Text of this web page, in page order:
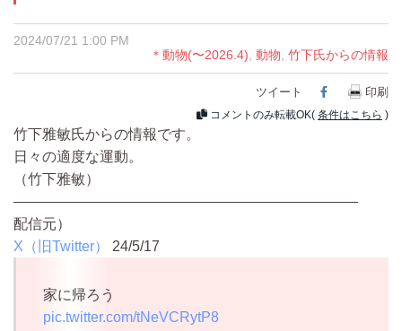
2024/07/21 1:00 PM
＊動物(〜2026.4) 動物 竹下氏からの情報
ツイート Facebook
印刷
コメントのみ転載OK( 条件はこちら )
竹下雅敏氏からの情報です。
日々の適度な運動。
（竹下雅敏）
————————————————————————
配信元）
X（旧Twitter）
24/5/17
家に帰ろう
pic.twitter.com/tNeVCRytP8